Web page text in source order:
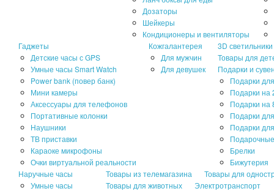
Дозаторы
Шейкеры
Кондиционеры и вентиляторы
Гаджеты
Детские часы с GPS
Умные часы Smart Watch
Power bank (повер банк)
Мини камеры
Аксессуары для телефонов
Портативные колонки
Наушники
ТВ приставки
Караоке микрофоны
Очки виртуальной реальности
Кожгалантерея
Для мужчин
Для девушек
3D светильники
Товары для
Подарки и
Подарки
Подарки на
Подарки на
Подарки
Подарки
Брелки
Бижутерия
Наручные часы
Умные часы
Товары из телемагазина
Товары для
Товары для животных
Электротранспорт